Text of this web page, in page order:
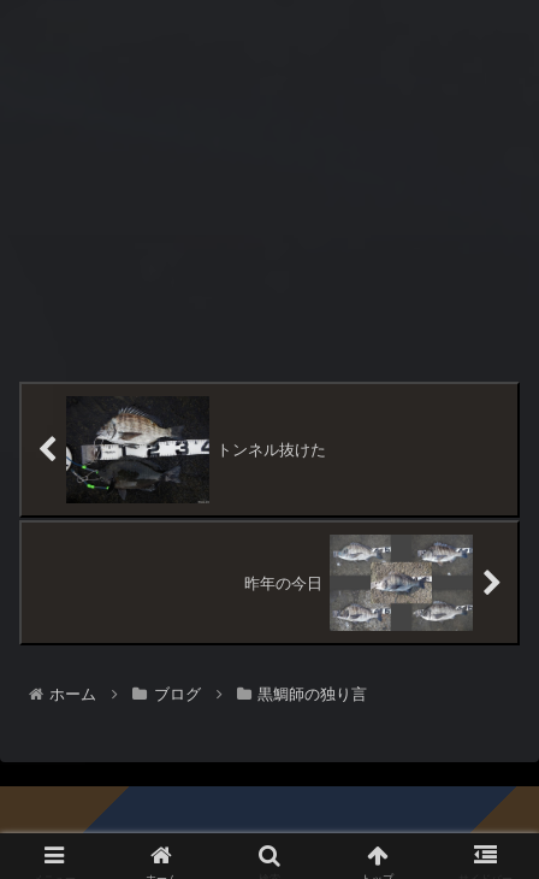
トンネル抜けた
昨年の今日
ホーム ブログ 黒鯛師の独り言
© 1996-2026 黒鯛倶楽部.